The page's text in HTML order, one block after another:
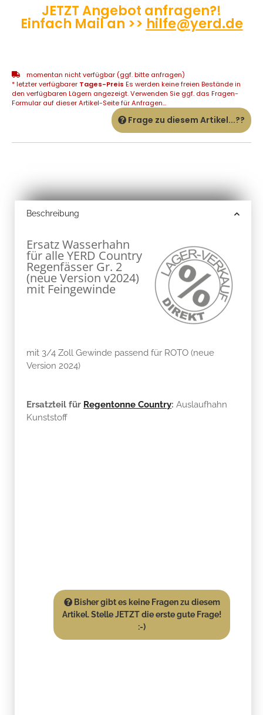
JETZT Angebot anfragen?!
Einfach Mail an >> hilfe@yerd.de
momentan nicht verfügbar (ggf. bitte anfragen)
* letzter verfügbarer Tages-Preis Es werden keine freien Bestände in
den verfügbaren Lägern angezeigt. Verwenden Sie ggf. das Fragen-
Formular auf dieser Artikel-Seite für Anfragen...
Frage zu diesem Artikel...??
Beschreibung
Ersatz Wasserhahn
für alle YERD Country
Regenfässer Gr. 2
(neue Version v2024)
mit Feingewinde
mit 3/4 Zoll Gewinde passend für ROTO (neue
Version 2024)
Ersatzteil für Regentonne Country: Auslaufhahn
Kunststoff
Bisher gibt es keine Fragen zu diesem
Artikel. Stelle JETZT die erste gute Frage!
:-)